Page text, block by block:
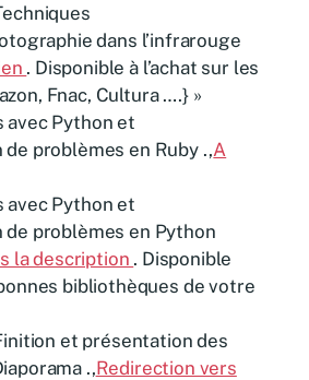
dans l’infrarouge
. Disponible à l’achat sur les
Fnac, Cultura ….} »
avec Python et
problèmes en Ruby .,A
avec Python et
problèmes en Python
la description . Disponible
bibliothèques de votre
et présentation des
.,Redirection vers